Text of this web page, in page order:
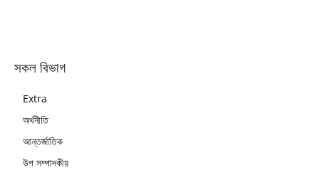
সকল বিভাগ
Extra
অর্থনীতি
আন্তর্জাতিক
উপ সম্পাদকীয়